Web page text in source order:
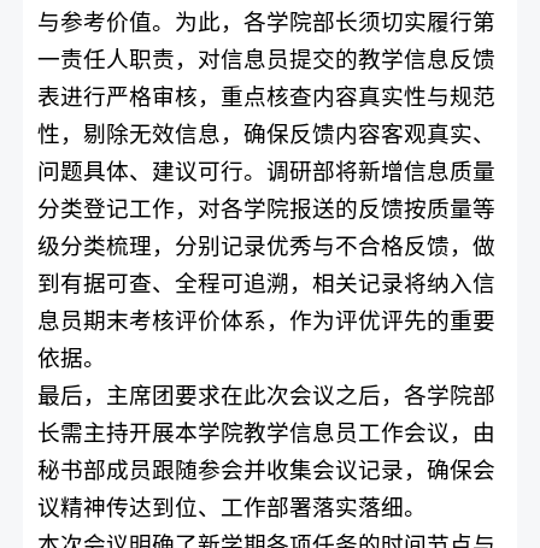
与参考价值。为此，各学院部长须切实履行第
一责任人职责，对信息员提交的教学信息反馈
表进行严格审核，重点核查内容真实性与规范
性，剔除无效信息，确保反馈内容客观真实、
问题具体、建议可行。调研部将新增信息质量
分类登记工作，对各学院报送的反馈按质量等
级分类梳理，分别记录优秀与不合格反馈，做
到有据可查、全程可追溯，相关记录将纳入信
息员期末考核评价体系，作为评优评先的重要
依据。
最后，主席团要求在此次会议之后，各学院部
长需主持开展本学院教学信息员工作会议，由
秘书部成员跟随参会并收集会议记录，确保会
议精神传达到位、工作部署落实落细。